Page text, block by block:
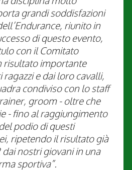
grandi soddisfazioni
riunito in
di questo evento,
con il Comitato
risultato importante
e dai loro cavalli,
condiviso con lo staff
groom - oltre che
- fino al raggiungimento
podio di questi
ripetendo il risultato già
nostri giovani in una
sportiva”.